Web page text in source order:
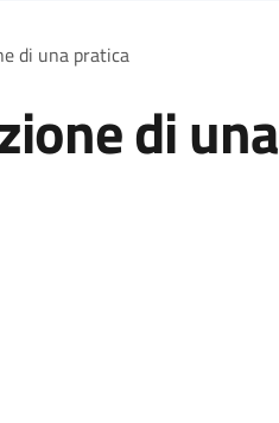
di una pratica
di una